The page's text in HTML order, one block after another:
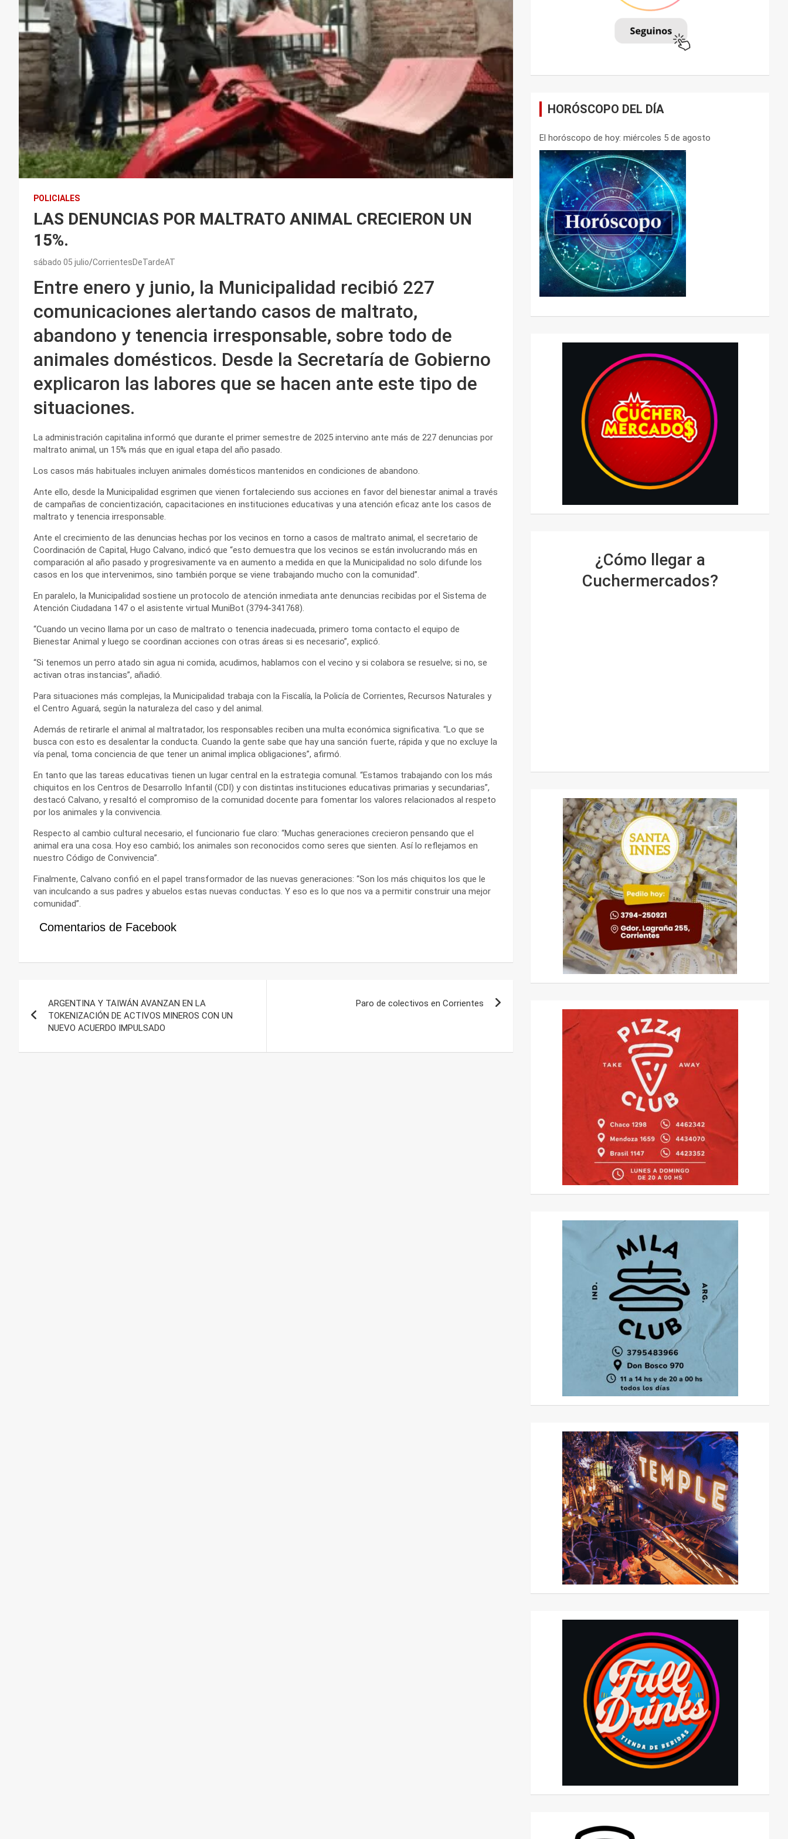
POLICIALES
LAS DENUNCIAS POR MALTRATO ANIMAL CRECIERON UN
15%.
sábado 05 julio CorrientesDeTardeAT
Entre enero y junio, la Municipalidad recibió 227
comunicaciones alertando casos de maltrato,
abandono y tenencia irresponsable, sobre todo de
animales domésticos. Desde la Secretaría de Gobierno
explicaron las labores que se hacen ante este tipo de
situaciones.
La administración capitalina informó que durante el primer semestre de 2025 intervino ante más de 227 denuncias por
maltrato animal, un 15% más que en igual etapa del año pasado.
Los casos más habituales incluyen animales domésticos mantenidos en condiciones de abandono.
Ante ello, desde la Municipalidad esgrimen que vienen fortaleciendo sus acciones en favor del bienestar animal a través
de campañas de concientización, capacitaciones en instituciones educativas y una atención eficaz ante los casos de
maltrato y tenencia irresponsable.
Ante el crecimiento de las denuncias hechas por los vecinos en torno a casos de maltrato animal, el secretario de
Coordinación de Capital, Hugo Calvano, indicó que “esto demuestra que los vecinos se están involucrando más en
comparación al año pasado y progresivamente va en aumento a medida en que la Municipalidad no solo difunde los
casos en los que intervenimos, sino también porque se viene trabajando mucho con la comunidad”.
En paralelo, la Municipalidad sostiene un protocolo de atención inmediata ante denuncias recibidas por el Sistema de
Atención Ciudadana 147 o el asistente virtual MuniBot (3794-341768).
“Cuando un vecino llama por un caso de maltrato o tenencia inadecuada, primero toma contacto el equipo de
Bienestar Animal y luego se coordinan acciones con otras áreas si es necesario”, explicó.
“Si tenemos un perro atado sin agua ni comida, acudimos, hablamos con el vecino y si colabora se resuelve; si no, se
activan otras instancias”, añadió.
Para situaciones más complejas, la Municipalidad trabaja con la Fiscalía, la Policía de Corrientes, Recursos Naturales y
el Centro Aguará, según la naturaleza del caso y del animal.
Además de retirarle el animal al maltratador, los responsables reciben una multa económica significativa. “Lo que se
busca con esto es desalentar la conducta. Cuando la gente sabe que hay una sanción fuerte, rápida y que no excluye la
vía penal, toma conciencia de que tener un animal implica obligaciones”, afirmó.
En tanto que las tareas educativas tienen un lugar central en la estrategia comunal. “Estamos trabajando con los más
chiquitos en los Centros de Desarrollo Infantil (CDI) y con distintas instituciones educativas primarias y secundarias”,
destacó Calvano, y resaltó el compromiso de la comunidad docente para fomentar los valores relacionados al respeto
por los animales y la convivencia.
Respecto al cambio cultural necesario, el funcionario fue claro: “Muchas generaciones crecieron pensando que el
animal era una cosa. Hoy eso cambió; los animales son reconocidos como seres que sienten. Así lo reflejamos en
nuestro Código de Convivencia”.
Finalmente, Calvano confió en el papel transformador de las nuevas generaciones: “Son los más chiquitos los que le
van inculcando a sus padres y abuelos estas nuevas conductas. Y eso es lo que nos va a permitir construir una mejor
comunidad”.
Comentarios de Facebook
de
ARGENTINA Y TAIWÁN AVANZAN EN LA
TOKENIZACIÓN DE ACTIVOS MINEROS CON UN
NUEVO ACUERDO IMPULSADO
Paro de colectivos en Corrientes
HORÓSCOPO DEL DÍA
El horóscopo de hoy: miércoles 5 de agosto
¿Cómo llegar a
Cuchermercados?